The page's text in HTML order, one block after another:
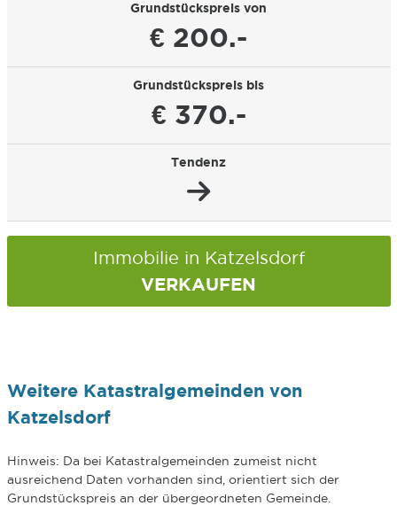
Grundstückspreis von
€ 200.-
Grundstückspreis bis
€ 370.-
Tendenz
Immobilie in Katzelsdorf
VERKAUFEN
Weitere Katastralgemeinden von
Katzelsdorf
Hinweis: Da bei Katastralgemeinden zumeist nicht
ausreichend Daten vorhanden sind, orientiert sich der
Grundstückspreis an der übergeordneten Gemeinde.